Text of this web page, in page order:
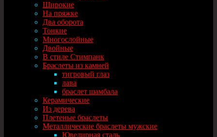
Широкие
На пряжке
Два оборота
Тонкие
Многослойные
Двойные
В стиле Стимпанк
Браслеты из камней
тигровый глаз
лава
браслет шамбала
Керамические
Из дерева
Плетеные браслеты
Металлические браслеты мужские
Ювелирная сталь